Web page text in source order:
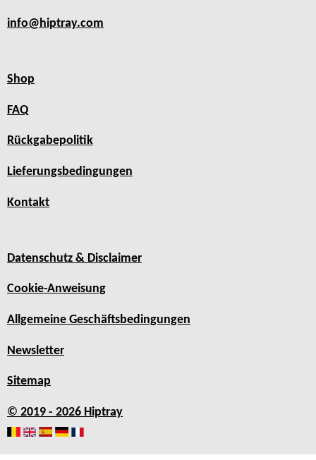
info@hiptray.com
Shop
FAQ
Rückgabepolitik
Lieferungsbedingungen
Kontakt
Datenschutz & Disclaimer
Cookie-Anweisung
Allgemeine Geschäftsbedingungen
Newsletter
Sitemap
© 2019 - 2026 Hiptray